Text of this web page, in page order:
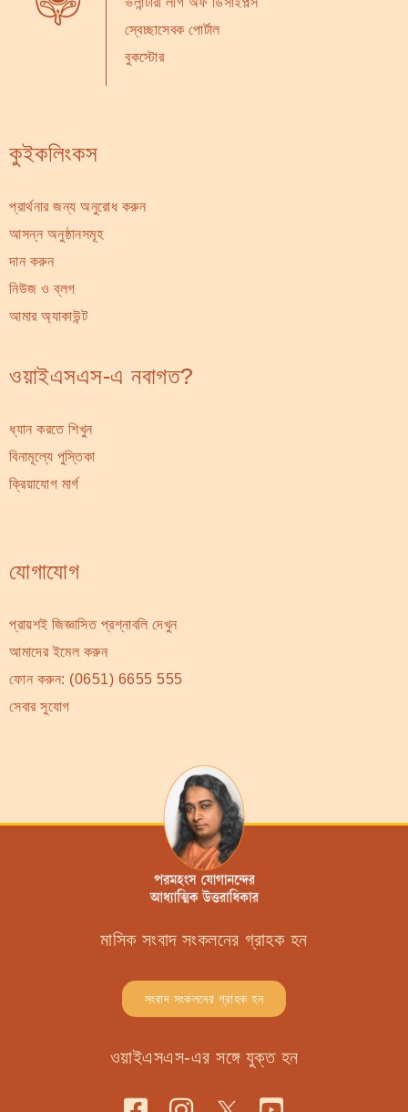
স্বেচ্ছাসেবক পোর্টাল
বুকস্টোর
কুইকলিংকস
প্রার্থনার জন্য অনুরোধ করুন
আসন্ন অনুষ্ঠানসমূহ
দান করুন
নিউজ ও ব্লগ
আমার অ্যাকাউন্ট
ওয়াইএসএস-এ নবাগত?
ধ্যান করতে শিখুন
বিনামূল্যে পুস্তিকা
ক্রিয়াযোগ মার্গ
যোগাযোগ
প্রায়শই জিজ্ঞাসিত প্রশ্নাবলি দেখুন
আমাদের ইমেল করুন
ফোন করুন: (0651) 6655 555
সেবার সুযোগ
মাসিক সংবাদ সংকলনের গ্রাহক হন
সংবাদ সংকলনের গ্রাহক হন
ওয়াইএসএস-এর সঙ্গে যুক্ত হন